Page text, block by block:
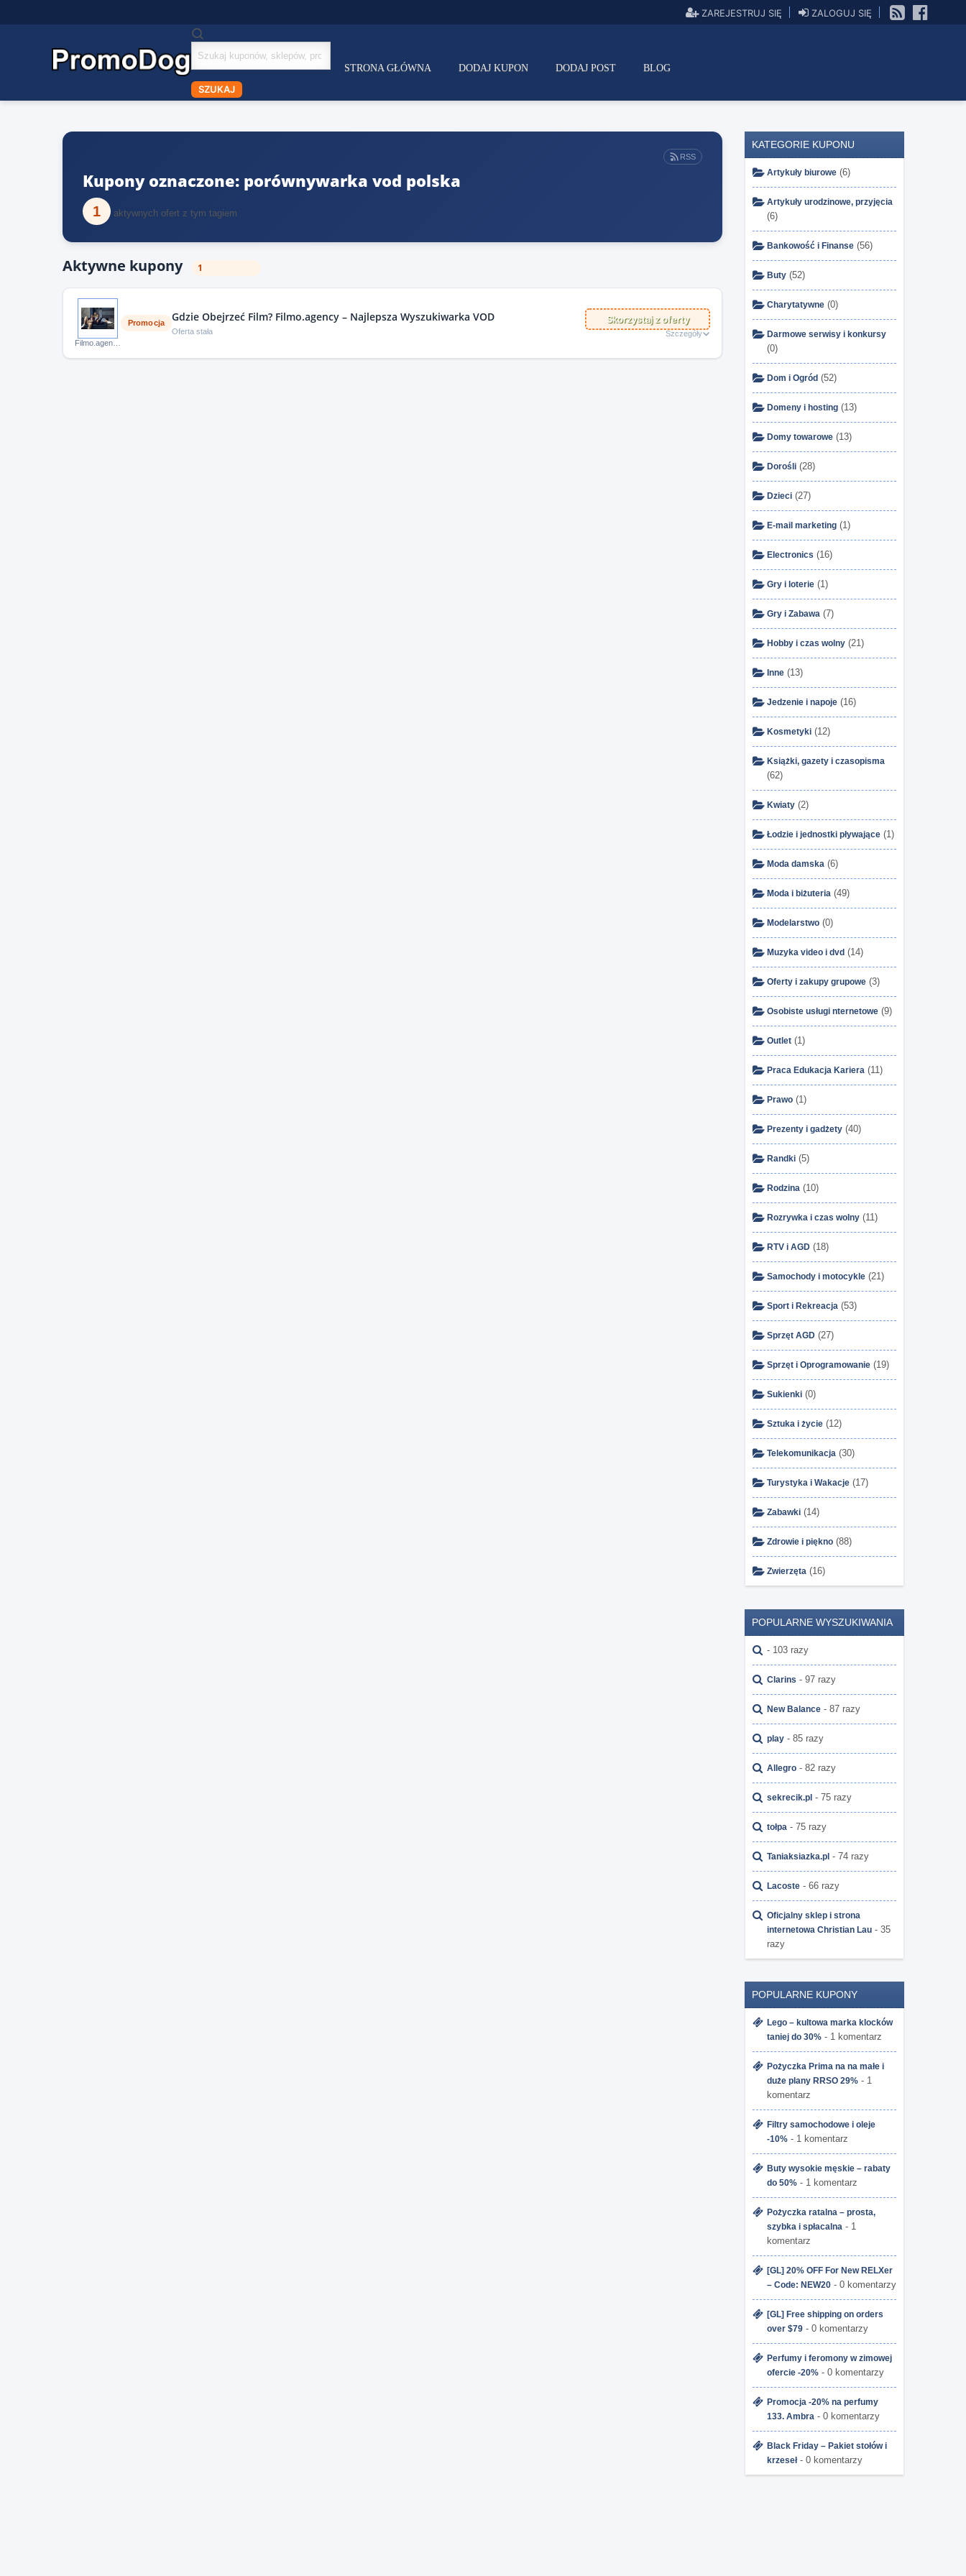
ZAREJESTRUJ SIĘ
ZALOGUJ SIĘ
Szukaj
kuponów
SZUKAJ
STRONA GŁÓWNA DODAJ KUPON DODAJ POST BLOG
RSS
Kupony oznaczone: porównywarka vod polska
1 aktywnych ofert z tym tagiem
Aktywne kupony 1
Promocja Gdzie Obejrzeć Film? Filmo.agency – Najlepsza Wyszukiwarka VOD
Oferta stała
Skorzystaj z oferty
Szczegóły
KATEGORIE KUPONU
Artykuły biurowe (6)
Artykuły urodzinowe, przyjęcia
(6)
Bankowość i Finanse (56)
Buty (52)
Charytatywne (0)
Darmowe serwisy i konkursy
(0)
Dom i Ogród (52)
Domeny i hosting (13)
Domy towarowe (13)
Dorośli (28)
Dzieci (27)
E-mail marketing (1)
Electronics (16)
Gry i loterie (1)
Gry i Zabawa (7)
Hobby i czas wolny (21)
Inne (13)
Jedzenie i napoje (16)
Kosmetyki (12)
Książki, gazety i czasopisma
(62)
Kwiaty (2)
Łodzie i jednostki pływające (1)
Moda damska (6)
Moda i biżuteria (49)
Modelarstwo (0)
Muzyka video i dvd (14)
Oferty i zakupy grupowe (3)
Osobiste usługi nternetowe (9)
Outlet (1)
Praca Edukacja Kariera (11)
Prawo (1)
Prezenty i gadżety (40)
Randki (5)
Rodzina (10)
Rozrywka i czas wolny (11)
RTV i AGD (18)
Samochody i motocykle (21)
Sport i Rekreacja (53)
Sprzęt AGD (27)
Sprzęt i Oprogramowanie (19)
Sukienki (0)
Sztuka i życie (12)
Telekomunikacja (30)
Turystyka i Wakacje (17)
Zabawki (14)
Zdrowie i piękno (88)
Zwierzęta (16)
POPULARNE WYSZUKIWANIA
- 103 razy
Clarins - 97 razy
New Balance - 87 razy
play - 85 razy
Allegro - 82 razy
sekrecik.pl - 75 razy
tołpa - 75 razy
Taniaksiazka.pl - 74 razy
Lacoste - 66 razy
Oficjalny sklep i strona
internetowa Christian Lau - 35
razy
POPULARNE KUPONY
Lego – kultowa marka klocków
taniej do 30% - 1 komentarz
Pożyczka Prima na na małe i
duże plany RRSO 29% - 1
komentarz
Filtry samochodowe i oleje
-10% - 1 komentarz
Buty wysokie męskie – rabaty
do 50% - 1 komentarz
Pożyczka ratalna – prosta,
szybka i spłacalna - 1
komentarz
[GL] 20% OFF For New RELXer
– Code: NEW20 - 0 komentarzy
[GL] Free shipping on orders
over $79 - 0 komentarzy
Perfumy i feromony w zimowej
ofercie -20% - 0 komentarzy
Promocja -20% na perfumy
133. Ambra - 0 komentarzy
Black Friday – Pakiet stołów i
krzeseł- 0 komentarzy